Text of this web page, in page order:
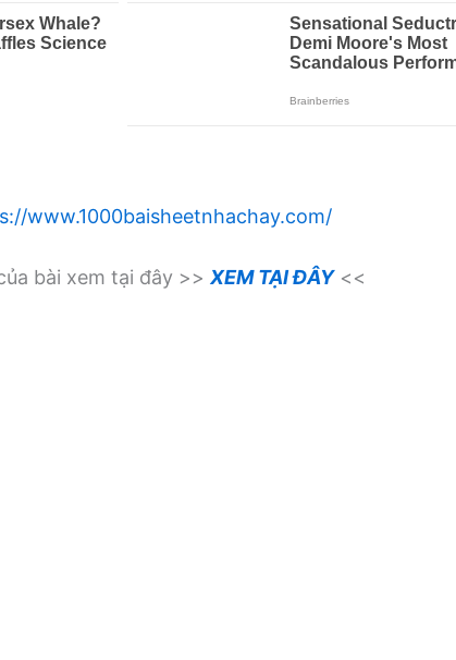
www.1000baisheetnhachay.com/
bài xem tại đây >> XEM TẠI ĐÂY<<